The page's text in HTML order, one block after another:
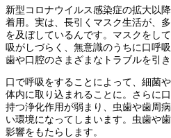
新型コロナウイルス感染症の拡大以
着用。実は、長引くマスク生活が、
を及ぼしているんです。マスクをし
吸がしづらく、無意識のうちに口呼
歯や口腔のさまざまなトラブルを引き
口で呼吸をすることによって、細菌
体内に取り込まれることに。さらに
持つ浄化作用が弱まり、虫歯や歯周
い環境になってしまいます。虫歯や
影響をもたらします。